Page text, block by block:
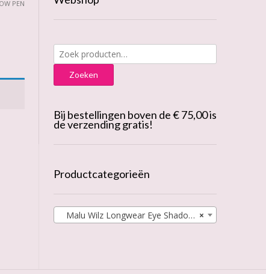
PEN
Zoeken
naar:
Zoeken
Bij bestellingen boven de € 75,00 is
de verzending gratis!
Productcategorieën
×
Malu Wilz Longwear Eye Shadow Pen